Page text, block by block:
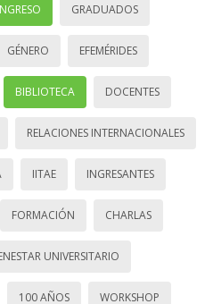
GRADUADOS
GÉNERO EFEMÉRIDES
BIBLIOTECA DOCENTES
RELACIONES INTERNACIONALES
IITAE INGRESANTES
FORMACIÓN CHARLAS
UNIVERSITARIO
100 AÑOS WORKSHOP